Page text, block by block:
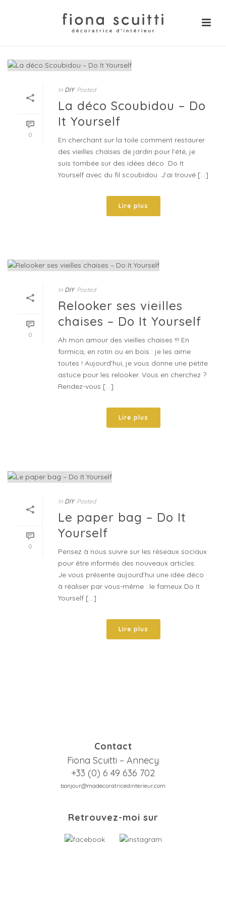
0
In DIY Posted
La déco Scoubidou – Do
It Yourself
En cherchant sur la toile comment restaurer
des vieilles chaises de jardin pour l’été, je
suis tombée sur des idées déco Do It
Yourself avec du fil scoubidou. J’ai trouvé [...]
Lire plus
0
In DIY Posted
Relooker ses vieilles
chaises – Do It Yourself
Ah mon amour des vieilles chaises !!! En
formica, en rotin ou en bois : je les aime
toutes ! Aujourd’hui, je vous donne une petite
astuce pour les relooker. Vous en cherchez ?
Rendez-vous [...]
Lire plus
0
In DIY Posted
Le paper bag – Do It
Yourself
Pensez à nous suivre sur les réseaux sociaux
pour être informés des nouveaux articles.
Je vous présente aujourd’hui une idée déco
à réaliser par vous-même : le fameux Do It
Yourself [...]
Lire plus
Contact
Fiona Scuitti – Annecy
+33 (0) 6 49 636 702
bonjour@madecoratricedinterieur.com
Retrouvez-moi sur